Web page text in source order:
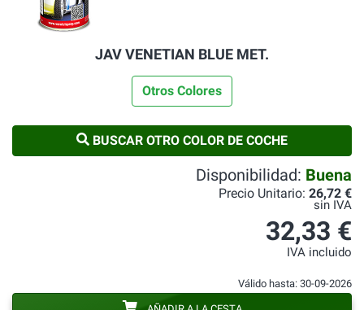
JAV VENETIAN BLUE MET.
Otros Colores
BUSCAR OTRO COLOR DE COCHE
Disponibilidad: Buena
Precio Unitario: 26,72 €
sin IVA
32,33 €
IVA incluido
Válido hasta: 30-09-2026